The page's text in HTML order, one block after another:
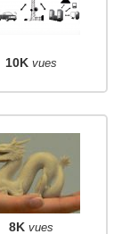
10K vues
8K vues